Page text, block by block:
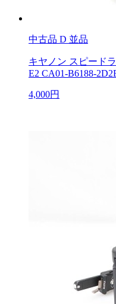
中古品 D 並品
キヤノン スピード
E2 CA01-B6188-
4,000円